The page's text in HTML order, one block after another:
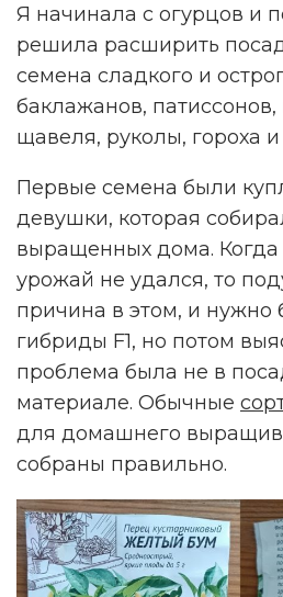
Я начинала с огурцов и
решила расширить
семена сладкого и
баклажанов, патиссонов,
щавеля, руколы, гороха
Первые семена были
девушки, которая
выращенных дома. Когда
урожай не удался, то
причина в этом, и нужно
гибриды F1, но потом
проблема была не в
материале. Обычные
для домашнего
собраны правильно.